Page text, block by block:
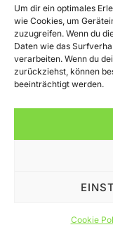
Um dir ein optimales
wie Cookies, um
zuzugreifen. Wenn du
Daten wie das
verarbeiten. Wenn du
zurückziehst, können
beeinträchtigt werden.
Cookie
Unsere brandneue